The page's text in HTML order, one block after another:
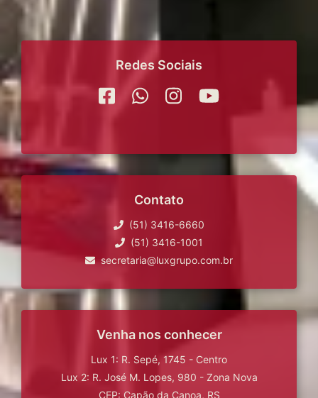
Redes Sociais
Contato
(51) 3416-6660
(51) 3416-1001
secretaria@luxgrupo.com.br
Venha nos conhecer
Lux 1: R. Sepé, 1745 - Centro
Lux 2: R. José M. Lopes, 980 - Zona Nova
CEP: Capão da Canoa, RS